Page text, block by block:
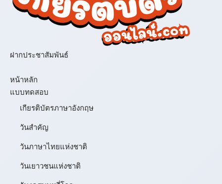
ฝากประชาสัมพันธ์
หน้าหลัก
แบบทดสอบ
เกียรติบัตรภาษาอังกฤษ
วันสำคัญ
วันภาษาไทยแห่งชาติ
วันเยาวชนแห่งชาติ